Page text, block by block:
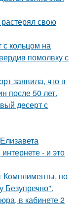
свою
кольцом на
помолвку с
заявила, что в
после 50 лет.
десерт с
- и это
Комплименты, но
Безупречно".
в кабинете 2